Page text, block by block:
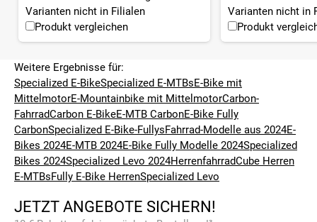
Varianten nicht in Filialen
Produkt vergleichen
Varianten nicht in
Produkt
Weitere Ergebnisse für:
Specialized E-BikeSpecialized E-MTBsE-Bike mit
MittelmotorE-Mountainbike mit MittelmotorCarbon-
FahrradCarbon E-BikeE-MTB CarbonE-Bike Fully
CarbonSpecialized E-Bike-FullysFahrrad-Modelle aus 2024E-
Bikes 2024E-MTB 2024E-Bike Fully Modelle 2024Specialized
Bikes 2024Specialized Levo 2024HerrenfahrradCube Herren
E-MTBsFully E-Bike HerrenSpecialized Levo
JETZT ANGEBOTE SICHERN!